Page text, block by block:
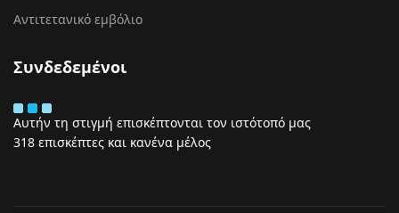
Αντιτετανικό εμβόλιο
Συνδεδεμένοι
Αυτήν τη στιγμή επισκέπτονται τον ιστότοπό μας
318 επισκέπτες και κανένα μέλος